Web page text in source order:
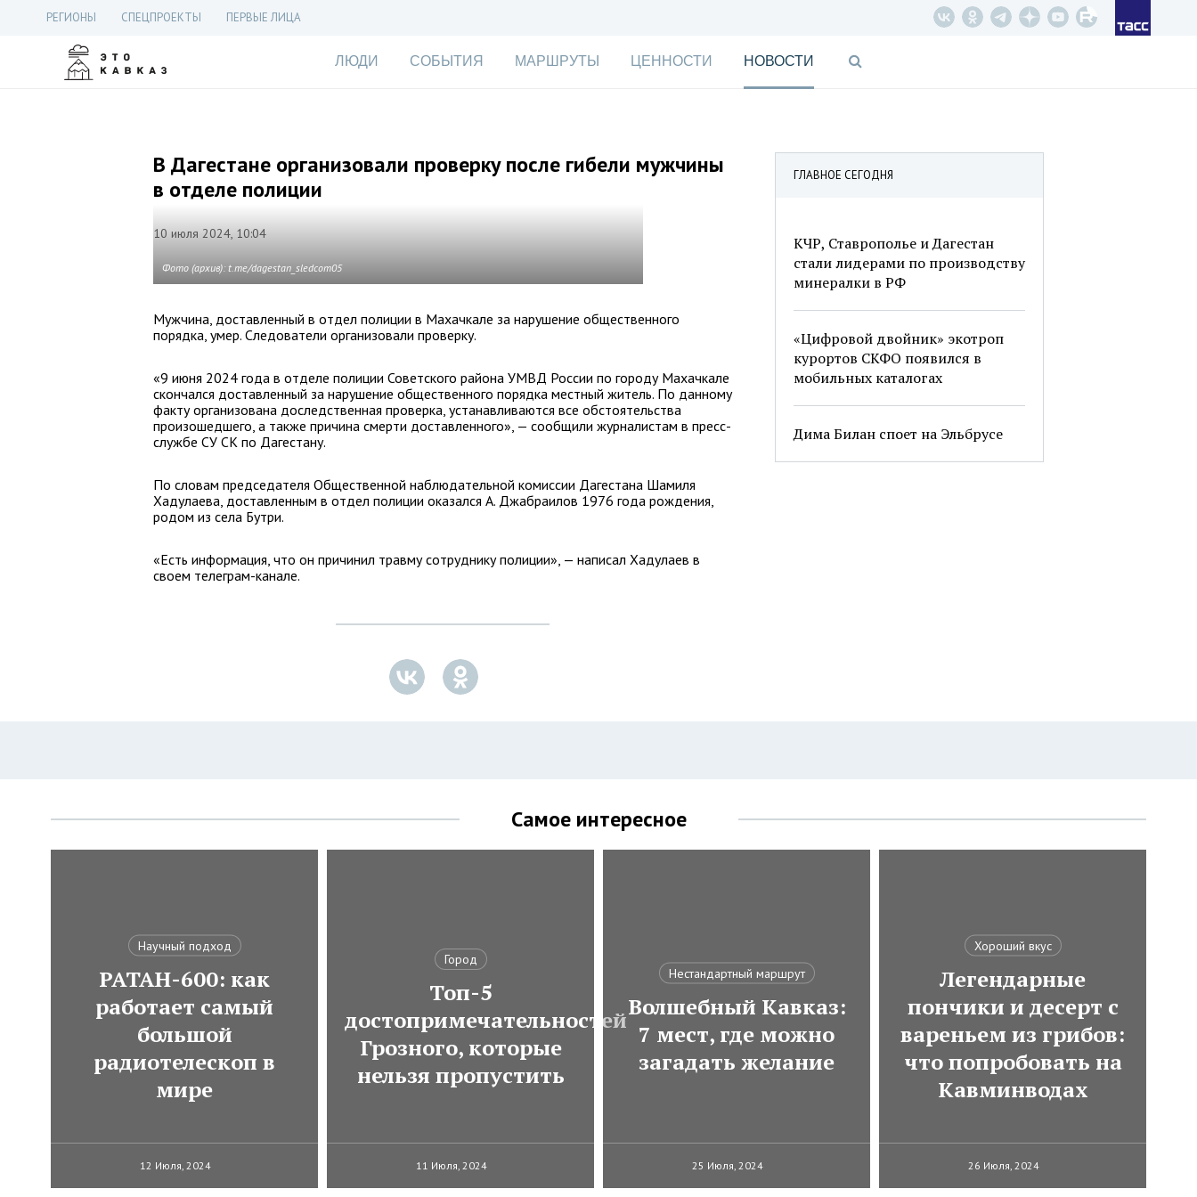
РЕГИОНЫ СПЕЦПРОЕКТЫ ПЕРВЫЕ ЛИЦА
ЛЮДИ СОБЫТИЯ МАРШРУТЫ ЦЕННОСТИ НОВОСТИ
ГЛАВНОЕ СЕГОДНЯ
КЧР, Ставрополье и Дагестан
стали лидерами по производству
минералки в РФ
«Цифровой двойник» экотроп
курортов СКФО появился в
мобильных каталогах
Дима Билан споет на Эльбрусе
В Дагестане организовали проверку после гибели мужчины
в отделе полиции
10 июля 2024, 10:04
Фото (архив): t.me/dagestan_sledcom05
Мужчина, доставленный в отдел полиции в Махачкале за нарушение общественного
порядка, умер. Следователи организовали проверку.
«9 июня 2024 года в отделе полиции Советского района УМВД России по городу Махачкале
скончался доставленный за нарушение общественного порядка местный житель. По данному
факту организована доследственная проверка, устанавливаются все обстоятельства
произошедшего, а также причина смерти доставленного», — сообщили журналистам в пресс-
службе СУ СК по Дагестану.
По словам председателя Общественной наблюдательной комиссии Дагестана Шамиля
Хадулаева, доставленным в отдел полиции оказался А. Джабраилов 1976 года рождения,
родом из села Бутри.
«Есть информация, что он причинил травму сотруднику полиции», — написал Хадулаев в
своем телеграм-канале.
Самое интересное
Научный подход
РАТАН-600: как
работает самый
большой
радиотелескоп в
мире
12 Июля, 2024
Город
Топ-5
достопримечательностей
Грозного, которые
нельзя пропустить
11 Июля, 2024
Нестандартный маршрут
Волшебный Кавказ:
7 мест, где можно
загадать желание
25 Июля, 2024
Хороший вкус
Легендарные
пончики и десерт с
вареньем из грибов:
что попробовать на
Кавминводах
26 Июля, 2024